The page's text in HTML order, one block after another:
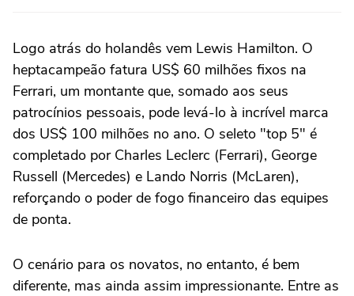
Logo atrás do holandês vem Lewis Hamilton. O
heptacampeão fatura US$ 60 milhões fixos na
Ferrari, um montante que, somado aos seus
patrocínios pessoais, pode levá-lo à incrível marca
dos US$ 100 milhões no ano. O seleto "top 5" é
completado por Charles Leclerc (Ferrari), George
Russell (Mercedes) e Lando Norris (McLaren),
reforçando o poder de fogo financeiro das equipes
de ponta.
O cenário para os novatos, no entanto, é bem
diferente, mas ainda assim impressionante. Entre as